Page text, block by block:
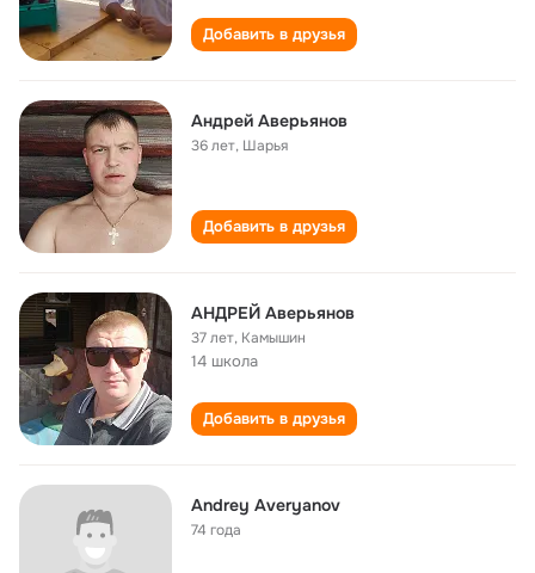
Добавить в друзья
Андрей Аверьянов
36 лет, Шарья
Добавить в друзья
АНДРЕЙ Аверьянов
37 лет, Камышин
14 школа
Добавить в друзья
Andrey Averyanov
74 года